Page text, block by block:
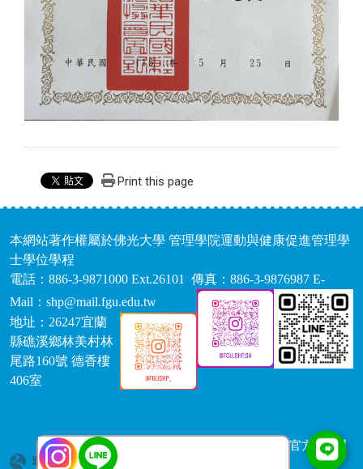
Print this page
本網站著作權屬於佛光大學 管理學院運動與健康促進管理學
士學位學程
電話：886-3-9871000 Ext.26101 傳真：886-3-9876987 E-
Mail：shp@mail.fgu.edu.tw
地址：26247宜蘭
縣礁溪鄉林美村林
尾路160號 德香樓
406室
【運健學程IG】 【系學會IG】 【官方LINE】
造訪人次 : 1759980